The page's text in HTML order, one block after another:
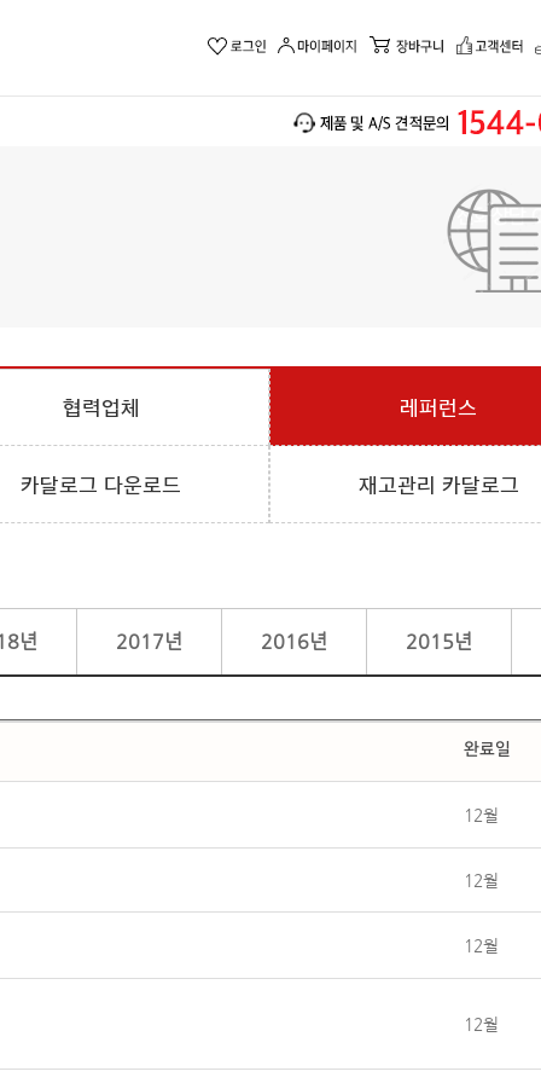
협력업체 레퍼런스
카달로그 다운로드 재고관리 카달로그
년 2017년 2016년 2015년
완료일
12월
12월
12월
12월